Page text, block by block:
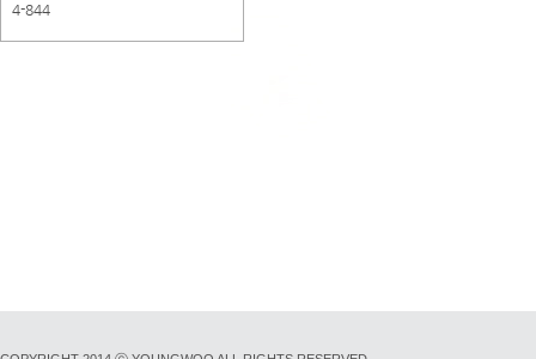
4-844